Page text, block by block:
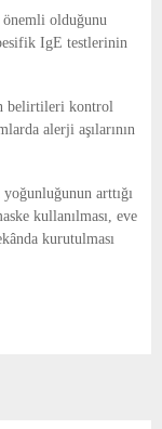
önemli olduğunu
IgE testlerinin
belirtileri kontrol
alerji aşılarının
arttığı
kullanılması, eve
kurutulması